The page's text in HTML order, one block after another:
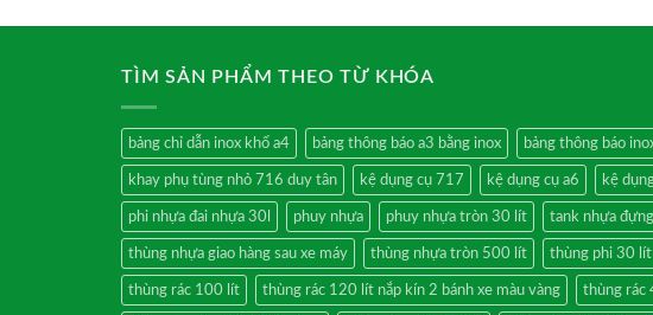
TÌM SẢN PHẨM THEO TỪ KHÓA
bảng chỉ dẫn inox khổ a4 bảng thông báo a3 bằng inox bảng thông báo
khay phụ tùng nhỏ 716 duy tân kệ dụng cụ 717 kệ dụng cụ a6 kệ
phi nhựa đai nhựa 30l phuy nhựa phuy nhựa tròn 30 lít tank nhựa
thùng nhựa giao hàng sau xe máy thùng nhựa tròn 500 lít thùng phi 30 lít
thùng rác 100 lít thùng rác 120 lít nắp kín 2 bánh xe màu vàng thùng rác